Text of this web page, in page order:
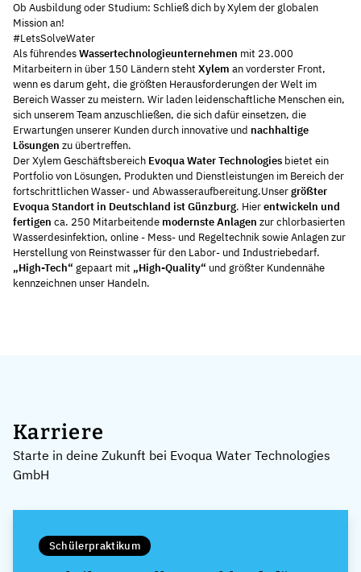
Ob Ausbildung oder Studium: Schließ dich by Xylem der globalen
Mission an!
#LetsSolveWater
Als führendesWassertechnologieunternehmen mit 23.000
Mitarbeitern in über 150 Ländern steht Xylem an vorderster Front,
wenn es darum geht, die größten Herausforderungen der Welt im
Bereich Wasser zu meistern. Wir laden leidenschaftliche Menschen ein,
sich unserem Team anzuschließen, die sich dafür einsetzen, die
Erwartungen unserer Kunden durch innovative und nachhaltige
Lösungen zu übertreffen.
Der Xylem Geschäftsbereich Evoqua Water Technologies bietet ein
Portfolio von Lösungen, Produkten und Dienstleistungen im Bereich der
fortschrittlichen Wasser- und Abwasseraufbereitung.Unsergrößter
Evoqua Standort in Deutschland ist Günzburg. Hierentwickeln und
fertigen ca. 250 Mitarbeitende modernste Anlagen zur chlorbasierten
Wasser­desinfektion, online - Mess- und Regeltechnik sowie Anlagen zur
Herstellung von Reinstwasser für den Labor- und Industriebedarf.
„High-Tech“ gepaart mit „High-Quality“ und größter Kundennähe
kennzeichnen unser Handeln.
Karriere
Starte in deine Zukunft bei Evoqua Water Technologies
GmbH
Schülerpraktikum